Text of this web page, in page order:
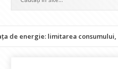
limitarea consumului, doar